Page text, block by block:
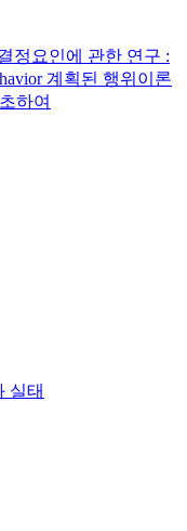
정요인에 관한 연구 :
계획된 행위이론
하여
실태